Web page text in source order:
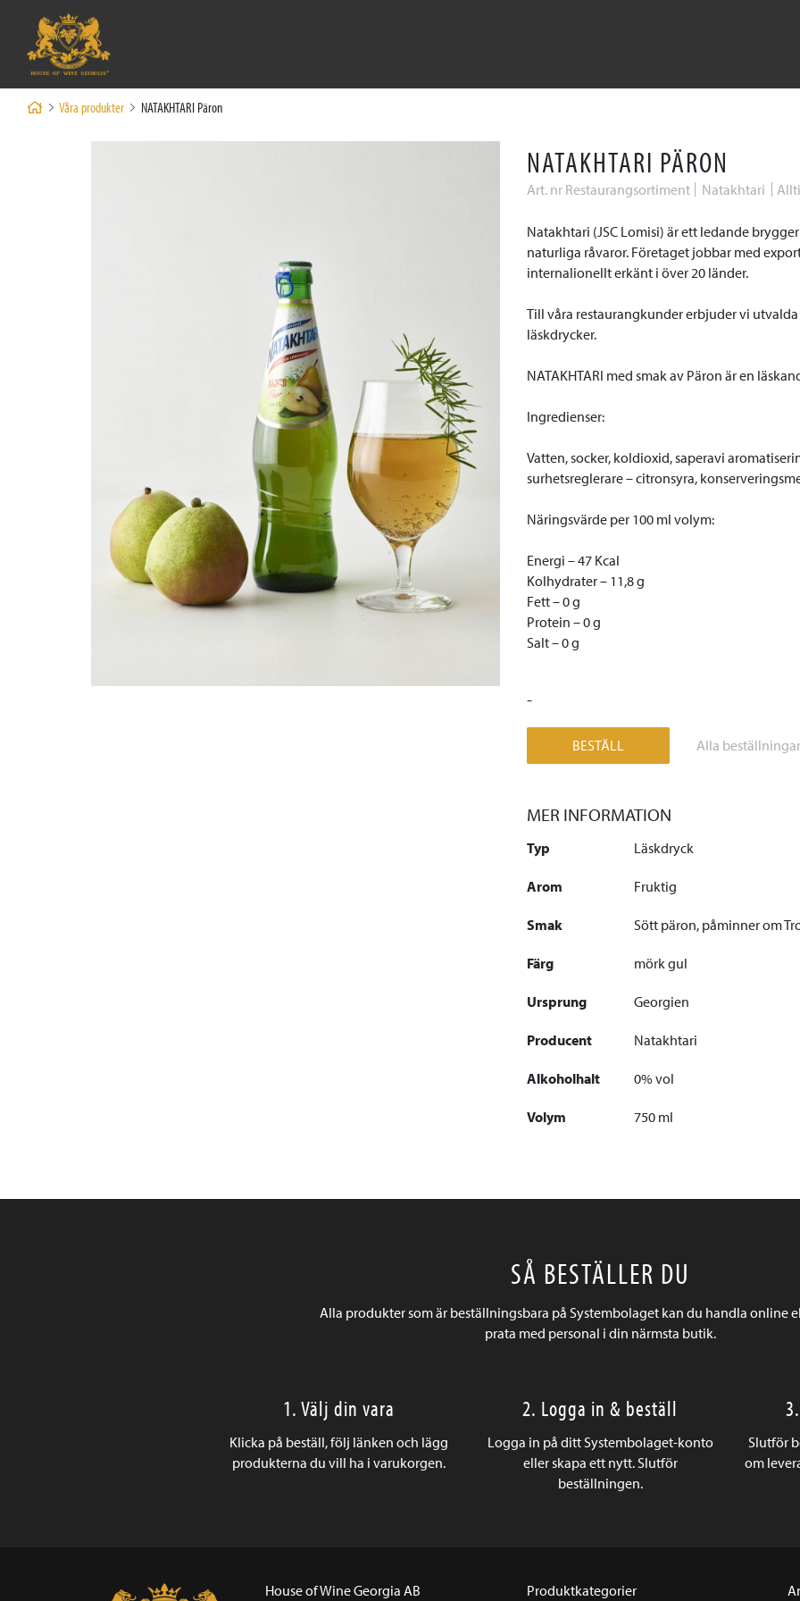
Våra produkter NATAKHTARI Päron
NATAKHTARI PÄRON
Art. nr Restaurangsortiment Natakhtari
Natakhtari (JSC Lomisi) är ett ledande
naturliga råvaror. Företaget jobbar med
internalionellt erkänt i över 20 länder.
Till våra restaurangkunder erbjuder vi
läskdrycker.
NATAKHTARI med smak av Päron är en
Ingredienser:
Vatten, socker, koldioxid, saperavi
surhetsreglerare – citronsyra,
Näringsvärde per 100 ml volym:
Energi – 47 Kcal
Kolhydrater – 11,8 g
Fett – 0 g
Protein – 0 g
Salt – 0 g
-
BESTÄLL Alla
MER INFORMATION
Typ Läskdryck
Arom Fruktig
Smak Sött päron, påminner om
Färg mörk gul
Ursprung Georgien
Producent Natakhtari
Alkoholhalt 0% vol
Volym 750 ml
SÅ BESTÄLLER DU
Alla produkter som är beställningsbara på Systembolaget kan du handla online
prata med personal i din närmsta butik.
1. Välj din vara
Klicka på beställ, följ länken och lägg
produkterna du vill ha i varukorgen.
2. Logga in & beställ
Logga in på ditt Systembolaget-konto
eller skapa ett nytt. Slutför
beställningen.
Slutför
om
House of Wine Georgia AB Produktkategorier